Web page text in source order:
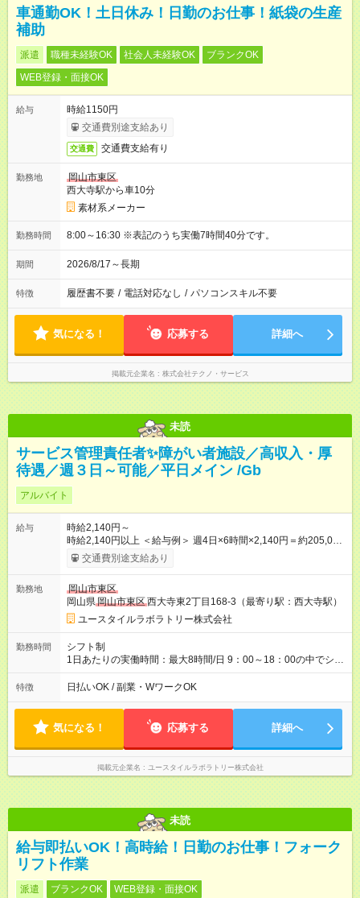
車通勤OK！土日休み！日勤のお仕事！紙袋の生産
補助
派遣 職種未経験OK 社会人未経験OK
ブランクOK
WEB登録・面接OK
給与
時給1150円
交通費別途支給あり
交通費 交通費支給有り
勤務地
岡山市東区
西大寺駅から車10分
素材系メーカー
勤務時間 8:00～16:30 ※表記のうち実働7時間40分です。
期間 2026/8/17～長期
特徴 履歴書不要 / 電話対応なし / パソコンスキル不要
気になる！ 応募する 詳細へ
掲載元企業名 株式会社テクノ・サービス
未読
サービス管理責任者✨障がい者施設／高収入・厚
待遇／週３日～可能／平日メイン /Gb
アルバイト
給与
時給2,140円～
時給2,140円以上 ＜給与例＞ 週4日×6時間×2,140円＝約205,000
円 【試用期間】試用期間あり 試用期間の長さ：3ヶ月 雇用形
態、給与は本採用時と同じです。
交通費別途支給あり
勤務地
岡山市東区
岡山県岡山市東区西大寺東2丁目168-3（最寄り駅：西大寺駅）
ユースタイルラボラトリー株式会社
勤務時間
シフト制
1日あたりの実働時間：最大8時間/日 9：00～18：00の中でシフ
ト制（4時間以上） ※週3日～OK ※休憩法定通り ※勤務可能日
数・時間に関しては応相談
特徴 日払いOK / 副業・WワークOK
気になる！ 応募する 詳細へ
掲載元企業名 ユースタイルラボラトリー株式会社
未読
給与即払いOK！高時給！日勤のお仕事！フォーク
リフト作業
派遣 ブランクOK WEB登録・面接OK